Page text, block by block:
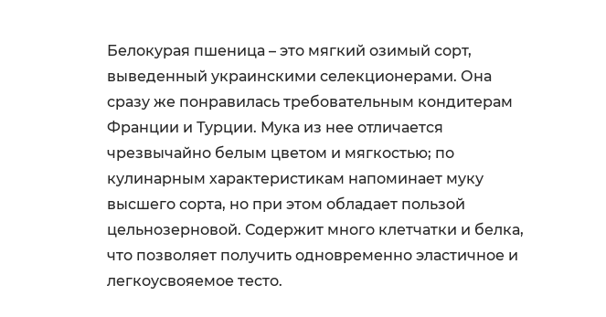
Белокурая пшеница – это мягкий озимый сорт,
выведенный украинскими селекционерами. Она
сразу же понравилась требовательным кондитерам
Франции и Турции. Мука из нее отличается
чрезвычайно белым цветом и мягкостью; по
кулинарным характеристикам напоминает муку
высшего сорта, но при этом обладает пользой
цельнозерновой. Содержит много клетчатки и белка,
что позволяет получить одновременно эластичное и
легкоусвояемое тесто.